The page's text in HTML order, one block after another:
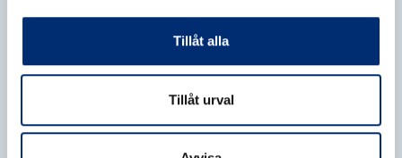
Tillåt alla
Tillåt urval